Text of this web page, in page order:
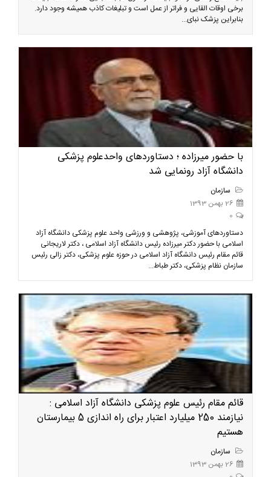
برخی اوقات القایی و فراتر از عمل است و تبلیغات کاذب همیشه وجود دارد.
بنابراین پزشک نبای...
با حضور میرزاده ؛ دستاوردهای واحدعلوم پزشکی
دانشگاه آزاد رونمایی شد
سازمان
26 بهمن 1393
0
دستاوردهای آموزشی، پژوهشی و ورزشی واحد علوم پزشکی دانشگاه آزاد
اسلامی با حضور دکتر میرزاده رئیس دانشگاه آزاد اسلامی ، دکتر لاریجانی
قائم مقام رئیس دانشگاه آزاد اسلامی در حوزه علوم پزشکی، دکتر زالی رئیس
سازمان نظام پزشکی، دکتر طباط...
قائم مقام رئیس علوم پزشکی دانشگاه آزاد اسلامی :
نیازمند 250 میلیارد اعتبار برای راه اندازی 5 بیمارستان
هستیم
سازمان
26 بهمن 1393